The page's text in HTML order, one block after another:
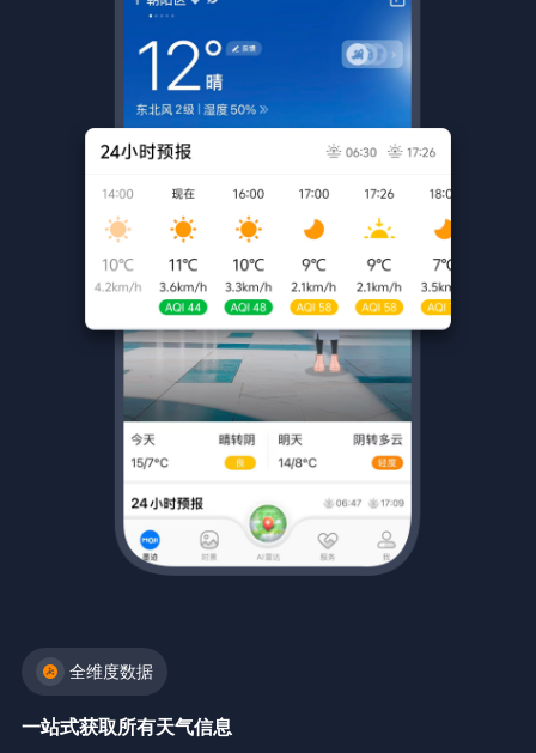
全维度数据
一站式获取所有天气信息